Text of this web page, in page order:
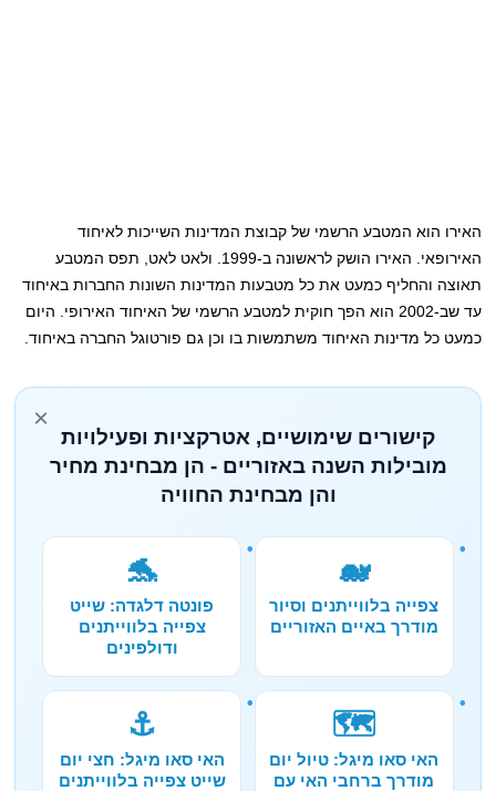
האירו הוא המטבע הרשמי של קבוצת המדינות השייכות לאיחוד
האירופאי. האירו הושק לראשונה ב-1999. ולאט לאט, תפס המטבע
תאוצה והחליף כמעט את כל מטבעות המדינות השונות החברות באיחוד
עד שב-2002 הוא הפך חוקית למטבע הרשמי של האיחוד האירופי. היום
כמעט כל מדינות האיחוד משתמשות בו וכן גם פורטוגל החברה באיחוד.
×
קישורים שימושיים, אטרקציות ופעילויות
מובילות השנה באזוריים - הן מבחינת מחיר
והן מבחינת החוויה
🐋
צפייה בלווייתנים וסיור
מודרך באיים האזוריים
🐬
פונטה דלגדה: שייט
צפייה בלווייתנים
ודולפינים
🗺️
האי סאו מיגל: טיול יום
מודרך ברחבי האי עם
⚓
האי סאו מיגל: חצי יום
שייט צפייה בלווייתנים